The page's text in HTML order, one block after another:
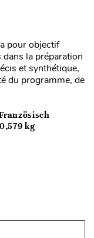
pour objectif
la préparation
et synthétique,
du programme, de
0,579 kg